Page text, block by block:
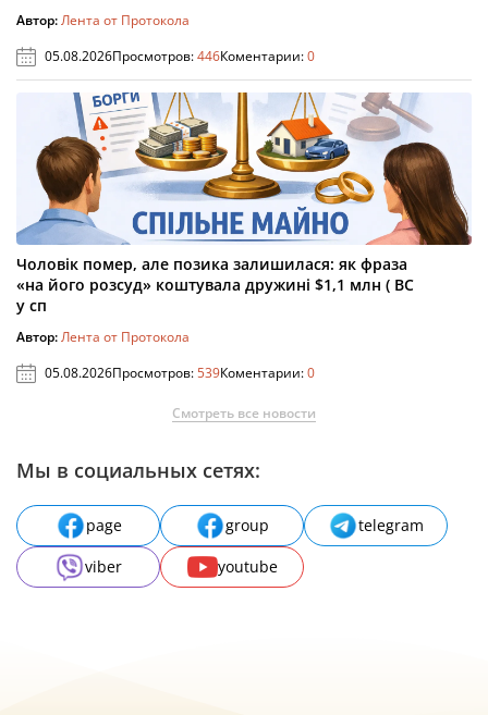
Автор:Лента от Протокола
05.08.2026Просмотров:446Коментарии:0
Чоловік помер, але позика залишилася: як фраза
«на його розсуд» коштувала дружині $1,1 млн ( ВС
у сп
Автор:Лента от Протокола
05.08.2026Просмотров:539Коментарии:0
Смотреть все новости
Мы в социальных сетях:
page group
telegram
viber
youtube